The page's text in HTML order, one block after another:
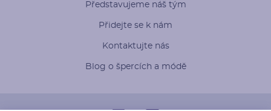
Představujeme náš tým
Přidejte se k nám
Kontaktujte nás
Blog o špercích a módě